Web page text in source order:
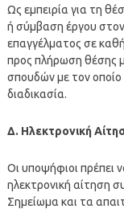
Ως εμπειρία για τη
ή σύμβαση έργου
επαγγέλματος σε
προς πλήρωση θέσης
σπουδών με τον οποίο
διαδικασία.
Δ. Ηλεκτρονική
Οι υποψήφιοι πρέπει
ηλεκτρονική αίτηση
Σημείωμα και τα